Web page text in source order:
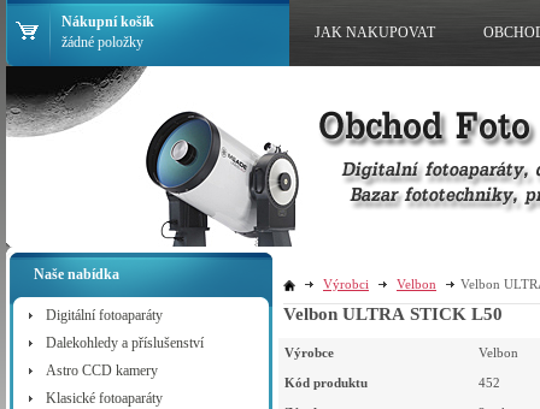
Naše nabídka
Digitální fotoaparáty
Dalekohledy a příslušenství
Astro CCD kamery
Klasické fotoaparáty
Výrobci Velbon Velbon
Velbon ULTRA STICK L50
Výrobce Velbon
Kód produktu 452
Nákupní košík
žádné položky
JAK NAKUPOVAT